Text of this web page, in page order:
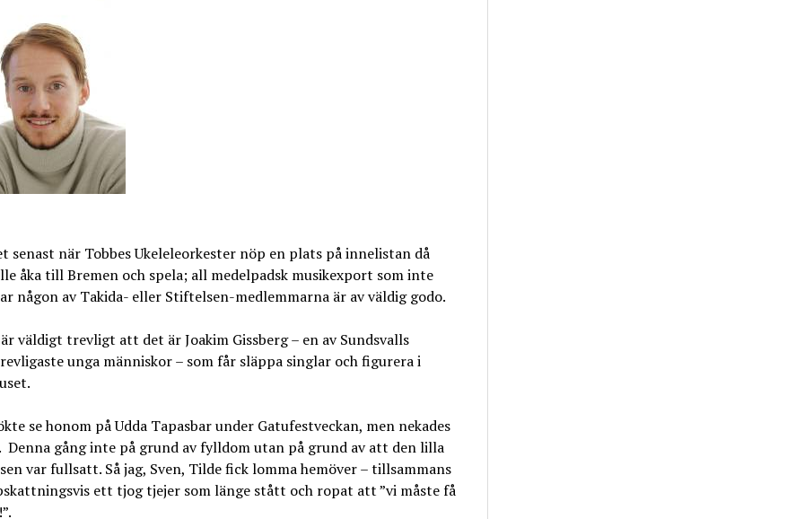
senast när Tobbes Ukeleleorkester nöp en plats på innelistan då
åka till Bremen och spela; all medelpadsk musikexport som inte
någon av Takida- eller Stiftelsen-medlemmarna är av väldig godo.
väldigt trevligt att det är Joakim Gissberg – en av Sundsvalls
unga människor – som får släppa singlar och figurera i
se honom på Udda Tapasbar under Gatufestveckan, men nekades
Denna gång inte på grund av fylldom utan på grund av att den lilla
var fullsatt. Så jag, Sven, Tilde fick lomma hemöver – tillsammans
ett tjog tjejer som länge stått och ropat att ”vi måste få